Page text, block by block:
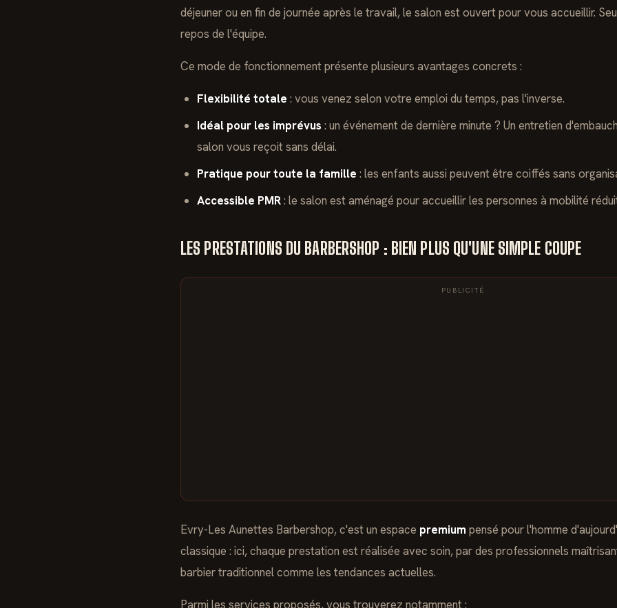
déjeuner ou en fin de journée après le travail, le salon est ouvert pour vous accueillir.
repos de l'équipe.
Ce mode de fonctionnement présente plusieurs avantages concrets :
Flexibilité totale : vous venez selon votre emploi du temps, pas l'inverse.
Idéal pour les imprévus : un événement de dernière minute ? Un entretien
salon vous reçoit sans délai.
Pratique pour toute la famille : les enfants aussi peuvent être coiffés sans
Accessible PMR: le salon est aménagé pour accueillir les personnes à mobilité
LES PRESTATIONS DU BARBERSHOP : BIEN PLUS QU'UNE SIMPLE COUPE
PUBLICITÉ
Evry-Les Aunettes Barbershop, c'est un espace premium pensé pour l'homme
classique : ici, chaque prestation est réalisée avec soin, par des professionnels
barbier traditionnel comme les tendances actuelles.
Parmi les services proposés, vous trouverez notamment :